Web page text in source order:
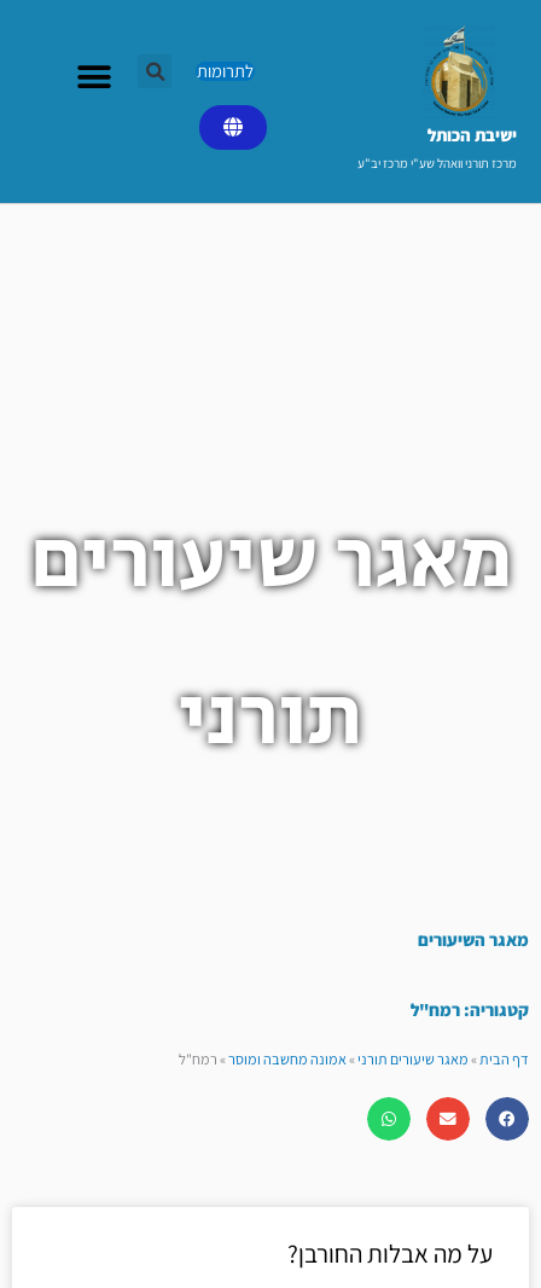
ישיבת הכותל​
מרכז תורני וואהל שע"י מרכז יב"ע
לתרומות
מאגר שיעורים
תורני
מאגר השיעורים
קטגוריה: רמח"ל
דף הבית»מאגר שיעורים תורני»אמונה מחשבה ומוסר»רמח"ל
על מה אבלות החורבן?